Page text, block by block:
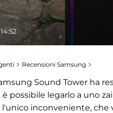
Recensioni Samsung
Sound Tower ha
possibile legarlo a uno
l'unico inconveniente,